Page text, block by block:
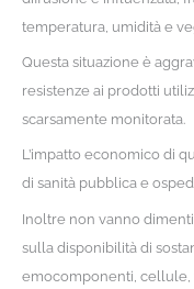
temperatura, umidità e
Questa situazione è
resistenze ai prodotti
scarsamente monitorata.
L’impatto economico di
di sanità pubblica e
Inoltre non vanno
sulla disponibilità di
emocomponenti, cellule,